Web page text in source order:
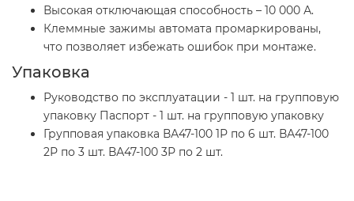
Высокая отключающая способность – 10 000 А.
Клеммные зажимы автомата промаркированы,
что позволяет избежать ошибок при монтаже.
Упаковка
Руководство по эксплуатации - 1 шт. на групповую
упаковку Паспорт - 1 шт. на групповую упаковку
Групповая упаковка ВА47-100 1Р по 6 шт. ВА47-100
2Р по 3 шт. ВА47-100 3Р по 2 шт.